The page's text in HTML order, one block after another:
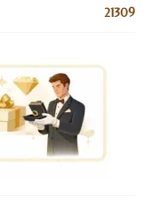
21309